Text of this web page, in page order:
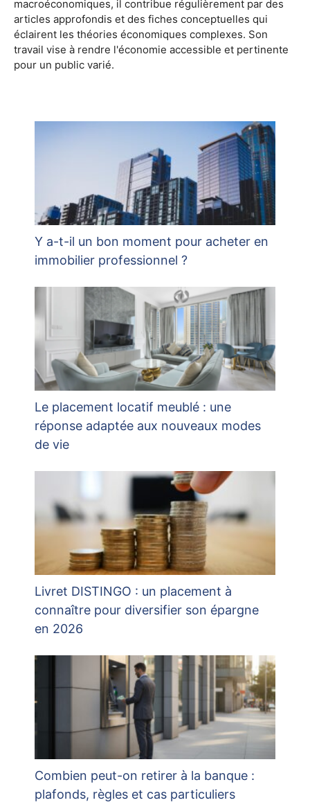
macroéconomiques, il contribue régulièrement par des
articles approfondis et des fiches conceptuelles qui
éclairent les théories économiques complexes. Son
travail vise à rendre l'économie accessible et pertinente
pour un public varié.
Y a-t-il un bon moment pour acheter en
immobilier professionnel ?
Le placement locatif meublé : une
réponse adaptée aux nouveaux modes
de vie
Livret DISTINGO : un placement à
connaître pour diversifier son épargne
en 2026
Combien peut-on retirer à la banque :
plafonds, règles et cas particuliers